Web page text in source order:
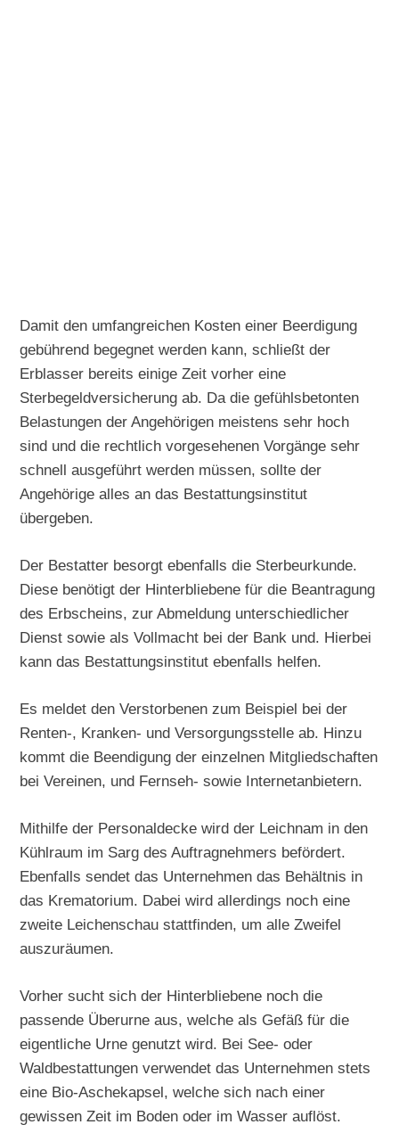
Damit den umfangreichen Kosten einer Beerdigung
gebührend begegnet werden kann, schließt der
Erblasser bereits einige Zeit vorher eine
Sterbegeldversicherung ab. Da die gefühlsbetonten
Belastungen der Angehörigen meistens sehr hoch
sind und die rechtlich vorgesehenen Vorgänge sehr
schnell ausgeführt werden müssen, sollte der
Angehörige alles an das Bestattungsinstitut
übergeben.
Der Bestatter besorgt ebenfalls die Sterbeurkunde.
Diese benötigt der Hinterbliebene für die Beantragung
des Erbscheins, zur Abmeldung unterschiedlicher
Dienst sowie als Vollmacht bei der Bank und. Hierbei
kann das Bestattungsinstitut ebenfalls helfen.
Es meldet den Verstorbenen zum Beispiel bei der
Renten-, Kranken- und Versorgungsstelle ab. Hinzu
kommt die Beendigung der einzelnen Mitgliedschaften
bei Vereinen, und Fernseh- sowie Internetanbietern.
Mithilfe der Personaldecke wird der Leichnam in den
Kühlraum im Sarg des Auftragnehmers befördert.
Ebenfalls sendet das Unternehmen das Behältnis in
das Krematorium. Dabei wird allerdings noch eine
zweite Leichenschau stattfinden, um alle Zweifel
auszuräumen.
Vorher sucht sich der Hinterbliebene noch die
passende Überurne aus, welche als Gefäß für die
eigentliche Urne genutzt wird. Bei See- oder
Waldbestattungen verwendet das Unternehmen stets
eine Bio-Aschekapsel, welche sich nach einer
gewissen Zeit im Boden oder im Wasser auflöst.